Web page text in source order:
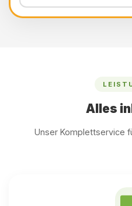
Alles
Unser Komplettservice